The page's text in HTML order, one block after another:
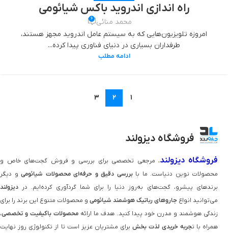
راه اندازی اندروید باکس شیائومی
محمد منائی 6
امروزه تلویزیون‌هایی که به سیستم عامل اندروید مجهز هستند،
طرفداران بسیاری در دنیای فناوری پیدا کرده‌...
ادامه مطلب
1
2
3
فروشگاه دیزولند
فروشگاه دیزولند، مرجعی تخصصی برای بررسی و فروش گجت‌های خاص و
محصولات نوین دنیاست. ما بابررسی دقیق و حرفه‌ای محصولات شیائومی و دیگر
برندهای پیشرو، گجت‌های به‌روز دنیا را برای شما گردآوری کرده‌ایم. در دیزولند
می‌توانید انواع جاروهای رباتیک هوشمند شیائومی و محصولات متنوع این برند را برای
زندگی هوشمند و مدرن خود پیدا کنید. هدف ما ارائه محصولات باکیفیت و تخصصی،
همراه با تجربه خریدی لذت‌ بخشبرای مشتریان عزیز است تا از تکنولوژی روز نهایت